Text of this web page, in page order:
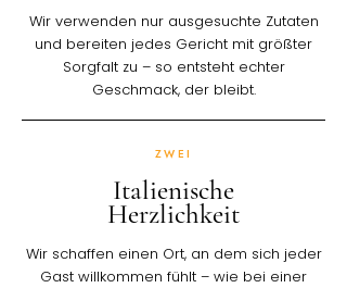
Wir verwenden nur ausgesuchte Zutaten
und bereiten jedes Gericht mit größter
Sorgfalt zu – so entsteht echter
Geschmack, der bleibt.
ZWEI
Italienische
Herzlichkeit
Wir schaffen einen Ort, an dem sich jeder
Gast willkommen fühlt – wie bei einer